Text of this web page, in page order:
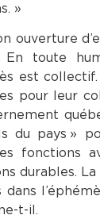
»
ouverture
En toute
est
pour leur
du pays »
fonctions
durables.
dans
t-il.